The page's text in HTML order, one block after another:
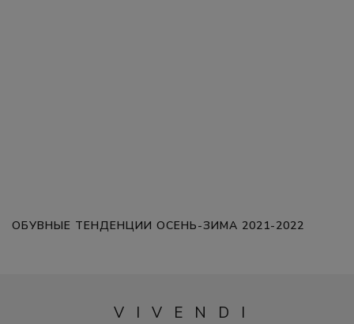
ОБУВНЫЕ ТЕНДЕНЦИИ ОСЕНЬ-ЗИМА 2021-2022
VIVENDI